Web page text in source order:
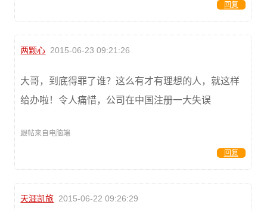
回复
两颗心 2015-06-23 09:21:26
大哥，到底得罪了谁？这么有才有理想的人，就这样
给办啦！令人痛惜，公司在中国注册一大失误
跟帖来自电脑端
回复
天涯凯旅 2015-06-22 09:26:29